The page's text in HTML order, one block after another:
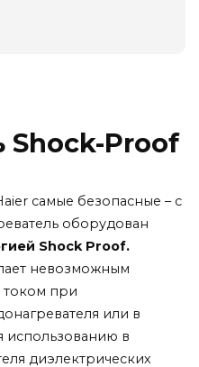
Shock-Proof
самые безопасные – с
оборудован
Shock Proof.
невозможным
током при
или в
использованию в
диэлектрических